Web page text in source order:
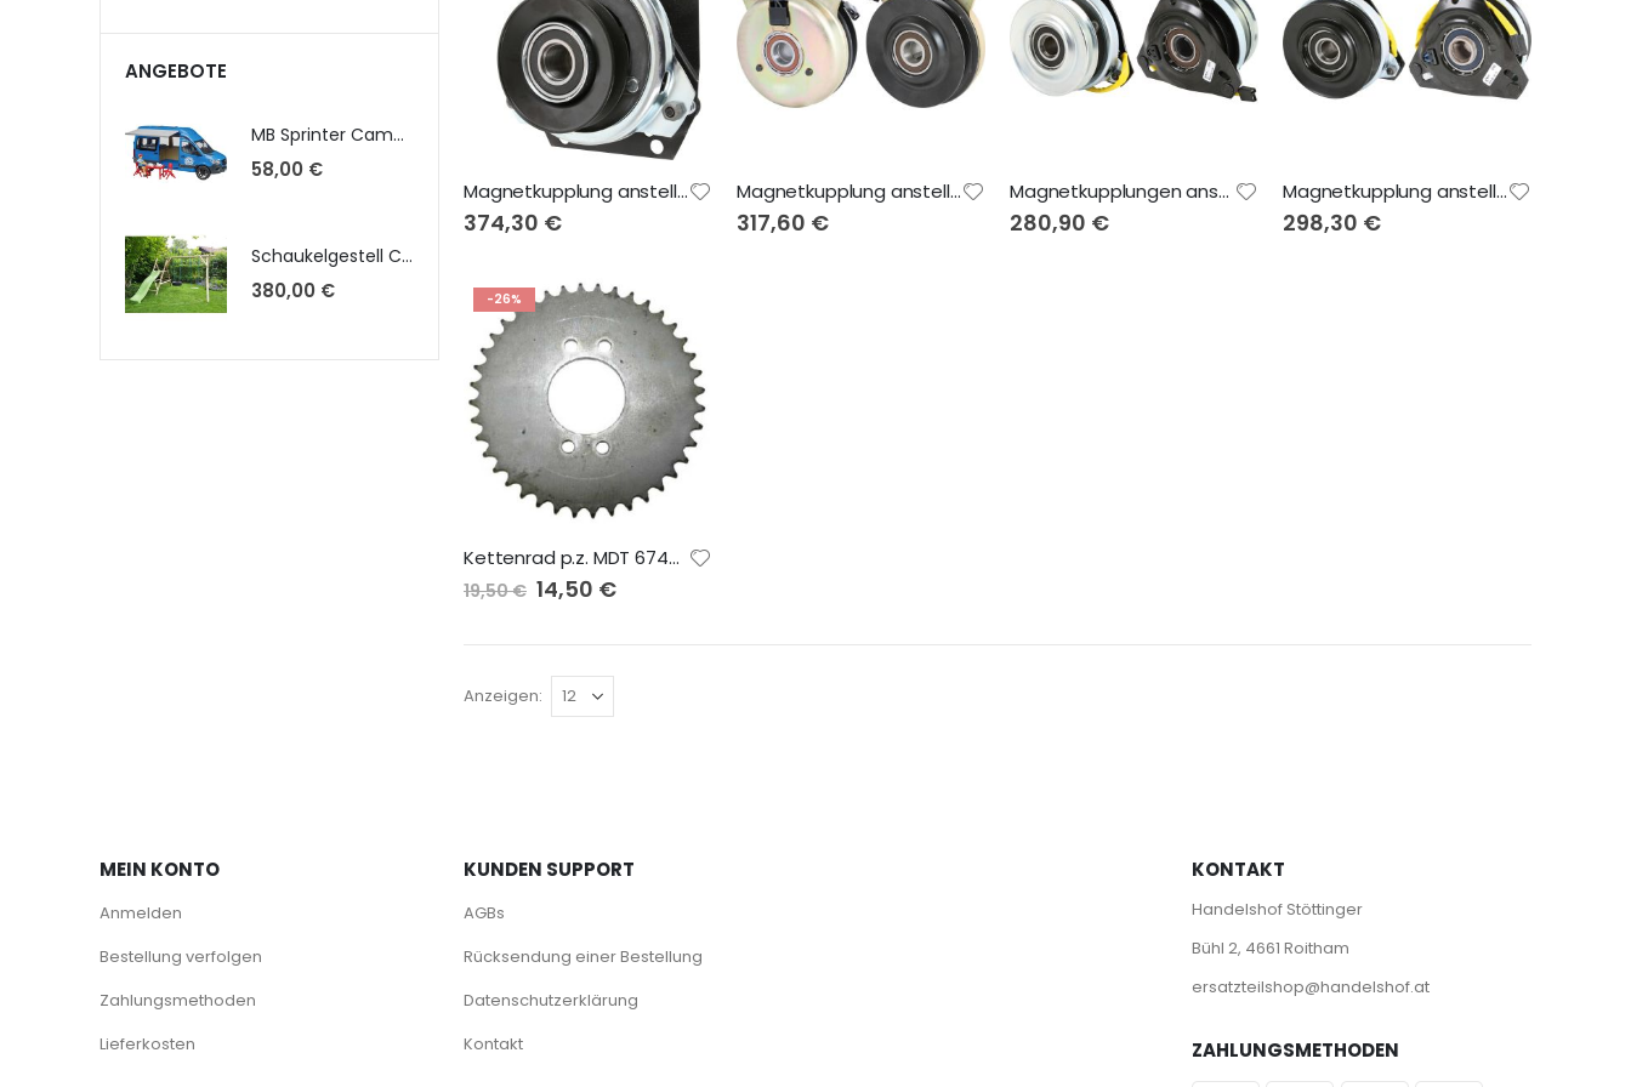
Magnetkupplung anstelle von MTD 71730
374,30 €
Magnetkupplung anstelle von MTD 7173390, 9173403
317,60 €
Magnetkupplungen anstelle von MTD 7173375, AYP 12464
280,90 €
Magnetkupplung anstelle von Murray 326108, MTD 1384
298,30 €
-26%
Kettenrad p.z. MDT 67486
19,50 € Sonderangebot
14,50 €
Anzeigen
ANGEBOTE
MB Sprinter Camper mit Fahrer u. Zubehör 02684
58,00 €
Schaukelgestell Claudia 1300 kpl. Podesthöhe 1,30m mit Montagesatz, Brett-, Reifenschaukel, Strickleiter u. Wellenrutsche 2,20m
380,00 €
MEIN KONTO
Anmelden
Bestellung verfolgen
Zahlungsmethoden
Lieferkosten
KUNDEN SUPPORT
AGBs
Rücksendung einer Bestellung
Datenschutzerklärung
Kontakt
KONTAKT
Handelshof Stöttinger
Bühl 2, 4661 Roitham
ersatzteilshop@handelshof.at
ZAHLUNGSMETHODEN